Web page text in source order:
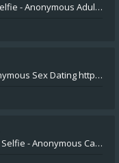
Private Girls From Your City - No Selfie - Anonymous Adult Dating https://privatedates.live Private Girls In Your
Girls In Your City - No Selfie - Anonymous Sex Dating https://SecretPrivat.com Womens In Your Town - Anonymous S
Private Girls From Your Town - No Selfie - Anonymous Casual Dating https://PrivateLadyEscorts.com Private Lady In